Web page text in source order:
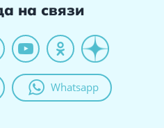
на связи
Whatsapp